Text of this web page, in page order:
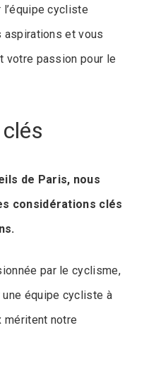
cycliste
aspirations et vous
votre passion pour le
de Paris, nous
considérations clés
par le cyclisme,
équipe cycliste à
méritent notre